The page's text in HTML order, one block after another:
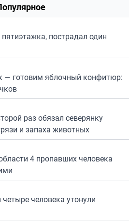
пострадал один
— готовим яблочный конфитюр:
раз обязал северянку
и запаха животных
4 пропавших человека
человека утонули